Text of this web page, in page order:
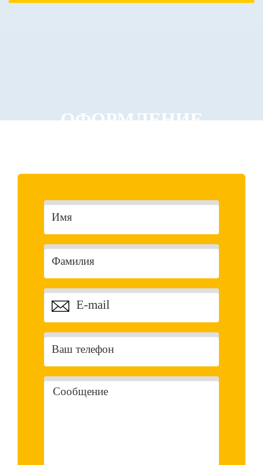
ОФОРМЛЕНИЕ